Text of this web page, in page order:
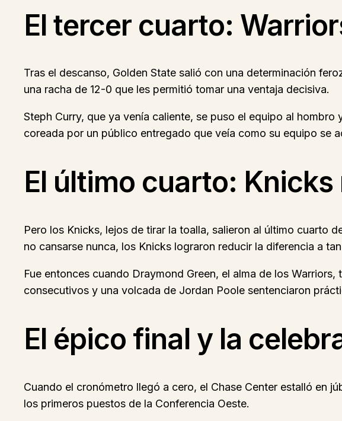
El tercer cuarto:
Tras el descanso, Golden State salió con una determinación
una racha de 12-0 que les permitió tomar una ventaja decisiva.
Steph Curry, que ya venía caliente, se puso el equipo al
coreada por un público entregado que veía como su equipo se
El último cuarto: Knicks
Pero los Knicks, lejos de tirar la toalla, salieron al último cuarto
no cansarse nunca, los Knicks lograron reducir la diferencia a
Fue entonces cuando Draymond Green, el alma de los
consecutivos y una volcada de Jordan Poole sentenciaron
El épico final y la
Cuando el cronómetro llegó a cero, el Chase Center estalló en
los primeros puestos de la Conferencia Oeste.